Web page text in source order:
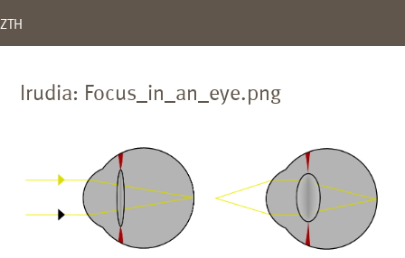
ZTH
Irudia: Focus_in_an_eye.png